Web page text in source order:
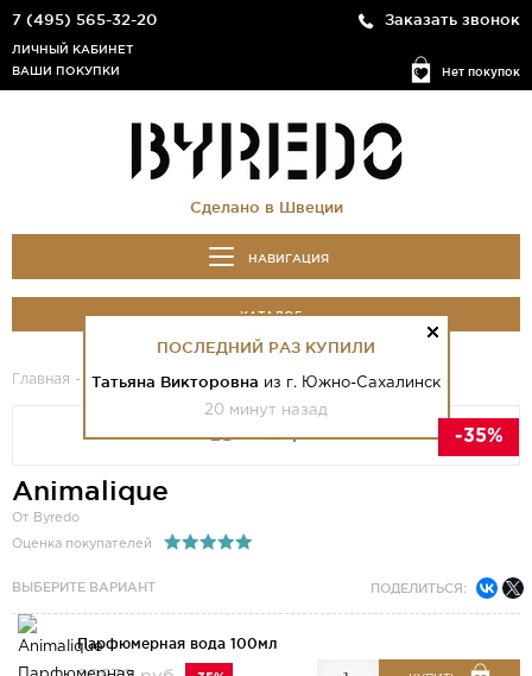
7 (495) 565-32-20 Заказать звонок
Нет покупок
ЛИЧНЫЙ КАБИНЕТ
ВАШИ ПОКУПКИ
Сделано в Швеции
НАВИГАЦИЯ
КАТАЛОГ
Главная - Каталог - Animalique
-35%
ПОСЛЕДНИЙ РАЗ КУПИЛИ
Татьяна Викторовна из г. Южно-Сахалинск
20 минут назад
Animalique
От Byredo
Оценка покупателей
ВЫБЕРИТЕ ВАРИАНТ ПОДЕЛИТЬСЯ:
Парфюмерная вода 100мл